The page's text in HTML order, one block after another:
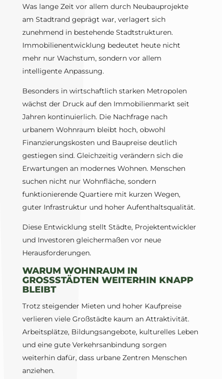
Was lange Zeit vor allem durch Neubauprojekte
am Stadtrand geprägt war, verlagert sich
zunehmend in bestehende Stadtstrukturen.
Immobilienentwicklung bedeutet heute nicht
mehr nur Wachstum, sondern vor allem
intelligente Anpassung.
Besonders in wirtschaftlich starken Metropolen
wächst der Druck auf den Immobilienmarkt seit
Jahren kontinuierlich. Die Nachfrage nach
urbanem Wohnraum bleibt hoch, obwohl
Finanzierungskosten und Baupreise deutlich
gestiegen sind. Gleichzeitig verändern sich die
Erwartungen an modernes Wohnen. Menschen
suchen nicht nur Wohnfläche, sondern
funktionierende Quartiere mit kurzen Wegen,
guter Infrastruktur und hoher Aufenthaltsqualität.
Diese Entwicklung stellt Städte, Projektentwickler
und Investoren gleichermaßen vor neue
Herausforderungen.
WARUM WOHNRAUM IN
GROSSSTÄDTEN WEITERHIN KNAPP B
LEIBT
Trotz steigender Mieten und hoher Kaufpreise
verlieren viele Großstädte kaum an Attraktivität.
Arbeitsplätze, Bildungsangebote, kulturelles Leben
und eine gute Verkehrsanbindung sorgen
weiterhin dafür, dass urbane Zentren Menschen
anziehen.